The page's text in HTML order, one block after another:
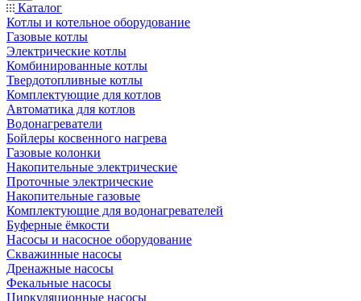
Каталог
Котлы и котельное оборудование
Газовые котлы
Электрические котлы
Комбинированные котлы
Твердотопливные котлы
Комплектующие для котлов
Автоматика для котлов
Водонагреватели
Бойлеры косвенного нагрева
Газовые колонки
Накопительные электрические
Проточные электрические
Накопительные газовые
Комплектующие для водонагревателей
Буферные ёмкости
Насосы и насосное оборудование
Скважинные насосы
Дренажные насосы
Фекальные насосы
Циркуляционные насосы